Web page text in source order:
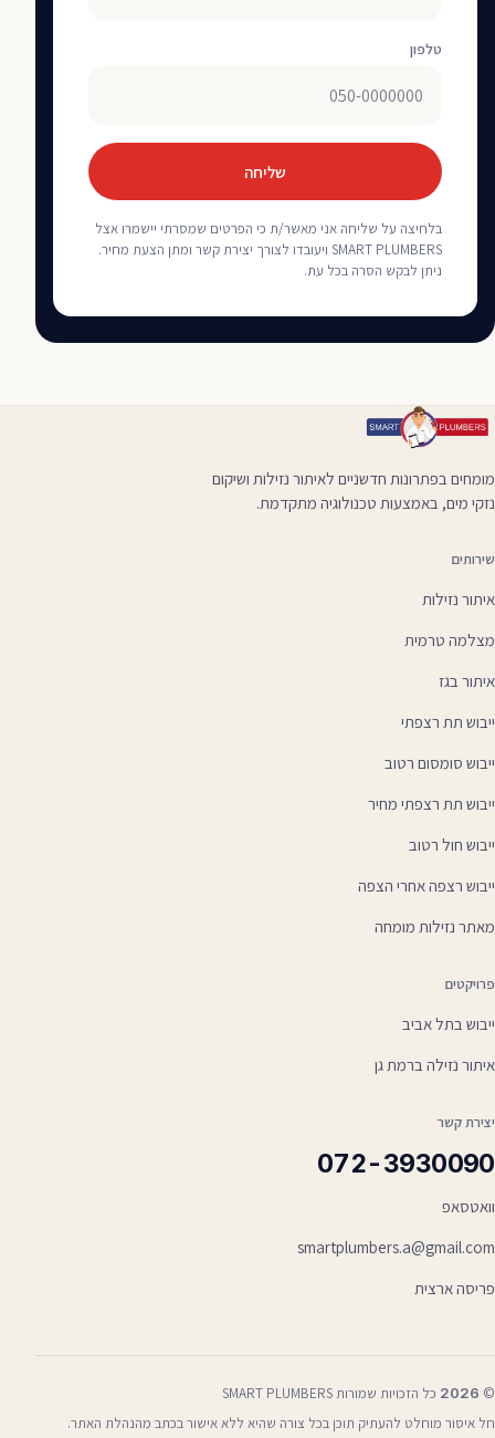
טלפון
שליחה
בלחיצה על שליחה אני מאשר/ת כי הפרטים שמסרתי יישמרו אצל
SMART PLUMBERS ויעובדו לצורך יצירת קשר ומתן הצעת מחיר.
ניתן לבקש הסרה בכל עת.
מומחים בפתרונות חדשניים לאיתור נזילות ושיקום
נזקי מים, באמצעות טכנולוגיה מתקדמת.
שירותים
איתור נזילות
מצלמה טרמית
איתור בגז
ייבוש תת רצפתי
ייבוש סומסום רטוב
ייבוש תת רצפתי מחיר
ייבוש חול רטוב
ייבוש רצפה אחרי הצפה
מאתר נזילות מומחה
פרויקטים
ייבוש בתל אביב
איתור נזילה ברמת גן
יצירת קשר
072-3930090
וואטסאפ
smartplumbers.a@gmail.com
פריסה ארצית
©
2026 כל הזכויות שמורות SMART PLUMBERS
חל איסור מוחלט להעתיק תוכן בכל צורה שהיא ללא אישור בכתב מהנהלת האתר.